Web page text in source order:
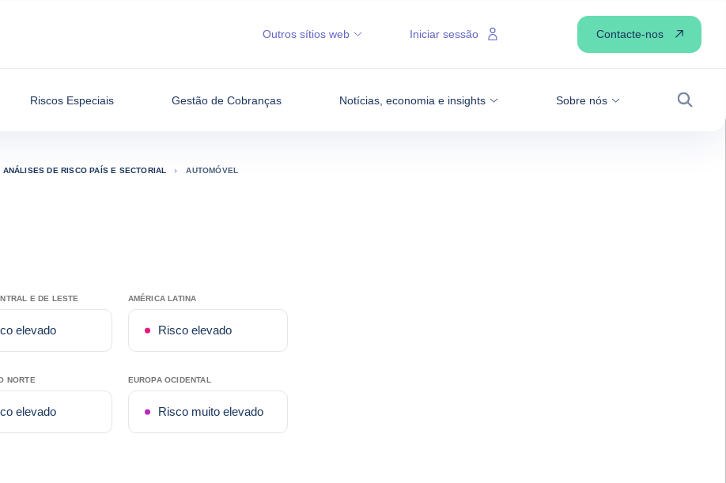
Riscos Especiais Gestão de Cobranças Notícias, economia e insights Sobre nós
Outros sítios web Iniciar sessão Contacte-nos
ANÁLISES DE RISCO PAÍS E SECTORIAL AUTOMÓVEL
E DE LESTE
elevado
AMÉRICA LATINA
Risco elevado
NORTE
elevado
EUROPA OCIDENTAL
Risco muito elevado